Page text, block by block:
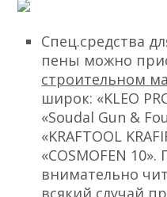
Спец.средства
пены можно
строительном
широк: «KLEO
«Soudal Gun &
«KRAFTOOL
«COSMOFEN 10».
внимательно
всякий случай